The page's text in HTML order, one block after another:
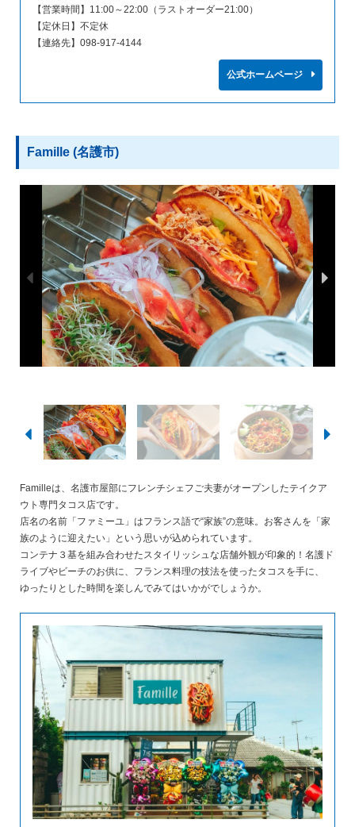
【営業時間】11:00～22:00（ラストオーダー21:00）
【定休日】不定休
【連絡先】098-917-4144
公式ホームページ
Famille (名護市)
Familleは、名護市屋部にフレンチシェフご夫妻がオープンしたテイクア
ウト専門タコス店です。
店名の名前「ファミーユ」はフランス語で“家族”の意味。お客さんを「家
族のように迎えたい」という思いが込められています。
コンテナ３基を組み合わせたスタイリッシュな店舗外観が印象的！名護ド
ライブやビーチのお供に、フランス料理の技法を使ったタコスを手に、
ゆったりとした時間を楽しんでみてはいかがでしょうか。